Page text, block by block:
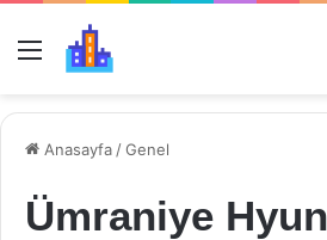
Menü
Anasayfa /Genel
Ümraniye